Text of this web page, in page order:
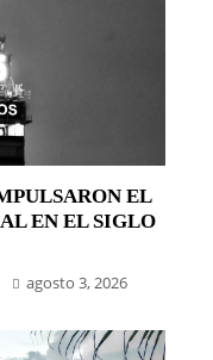
EL
EN EL SIGLO
agosto 3, 2026